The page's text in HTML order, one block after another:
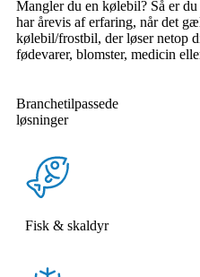
Mangler du en kølebil? Så er
har årevis af erfaring, når det
kølebil/frostbil, der løser netop
fødevarer, blomster, medicin
Branchetilpassede
løsninger
Fisk & skaldyr